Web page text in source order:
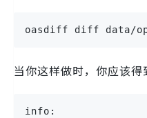
oasdiff diff data/
当你这样做时，你应该得
info: